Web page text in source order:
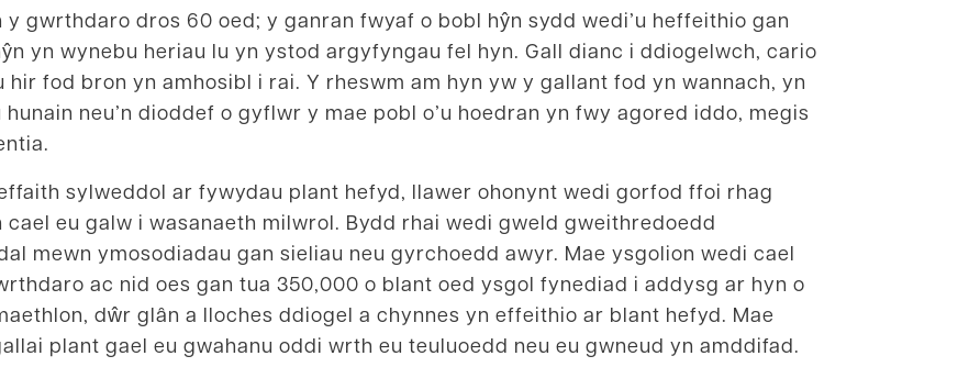
y gwrthdaro dros 60 oed; y ganran fwyaf o bobl hŷn sydd wedi’u heffeithio gan
yn wynebu heriau lu yn ystod argyfyngau fel hyn. Gall dianc i ddiogelwch, cario
fod bron yn amhosibl i rai. Y rheswm am hyn yw y gallant fod yn wannach, yn
neu’n dioddef o gyflwr y mae pobl o’u hoedran yn fwy agored iddo, megis
sylweddol ar fywydau plant hefyd, llawer ohonynt wedi gorfod ffoi rhag
eu galw i wasanaeth milwrol. Bydd rhai wedi gweld gweithredoedd
mewn ymosodiadau gan sieliau neu gyrchoedd awyr. Mae ysgolion wedi cael
ac nid oes gan tua 350,000 o blant oed ysgol fynediad i addysg ar hyn o
dŵr glân a lloches ddiogel a chynnes yn effeithio ar blant hefyd. Mae
plant gael eu gwahanu oddi wrth eu teuluoedd neu eu gwneud yn amddifad.